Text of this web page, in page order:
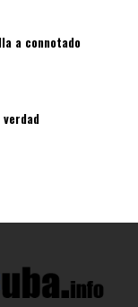
a connotado